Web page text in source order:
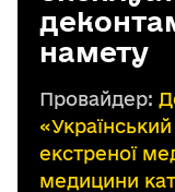
намету
Провайдер:
екстреної
медицини